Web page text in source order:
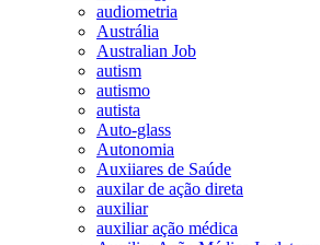
audiometria
Austrália
Australian Job
autism
autismo
autista
Auto-glass
Autonomia
Auxiiares de Saúde
auxilar de ação direta
auxiliar
auxiliar ação médica